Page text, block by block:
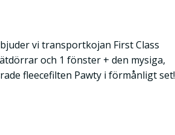
vi transportkojan First Class
och 1 fönster + den mysiga,
fleecefilten Pawty i förmånligt set!